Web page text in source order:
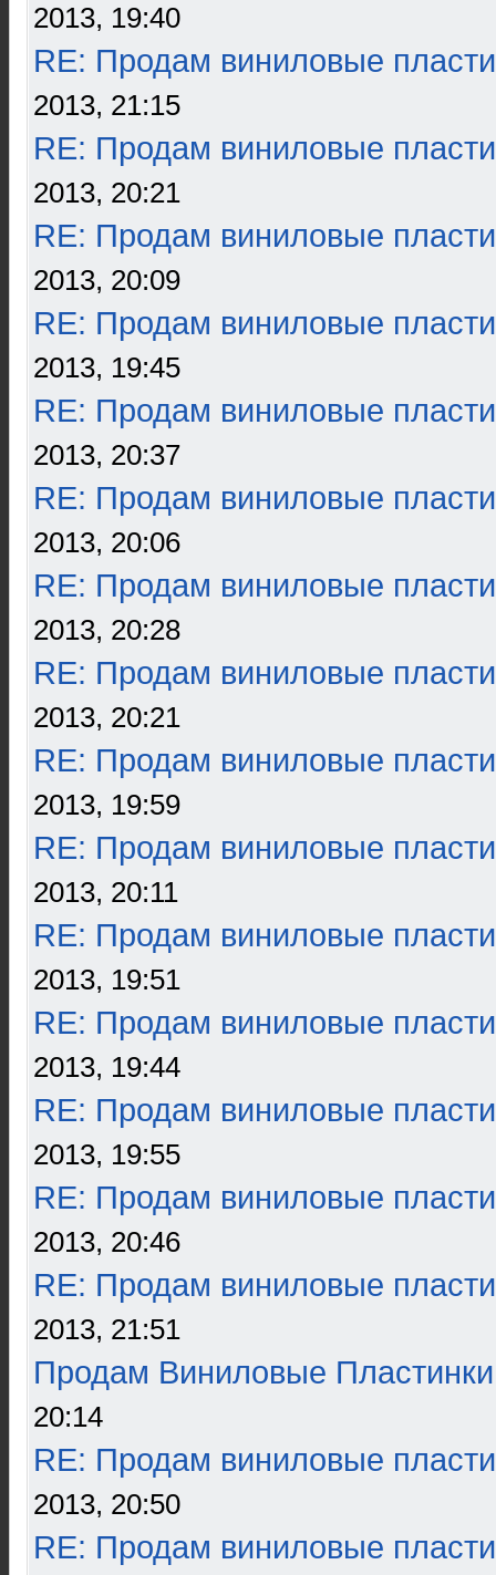
2013, 19:40
RE: Продам виниловые
2013, 21:15
RE: Продам виниловые
2013, 20:21
RE: Продам виниловые
2013, 20:09
RE: Продам виниловые
2013, 19:45
RE: Продам виниловые
2013, 20:37
RE: Продам виниловые
2013, 20:06
RE: Продам виниловые
2013, 20:28
RE: Продам виниловые
2013, 20:21
RE: Продам виниловые
2013, 19:59
RE: Продам виниловые
2013, 20:11
RE: Продам виниловые
2013, 19:51
RE: Продам виниловые
2013, 19:44
RE: Продам виниловые
2013, 19:55
RE: Продам виниловые
2013, 20:46
RE: Продам виниловые
2013, 21:51
Продам Виниловые Пластинки
20:14
RE: Продам виниловые
2013, 20:50
RE: Продам виниловые